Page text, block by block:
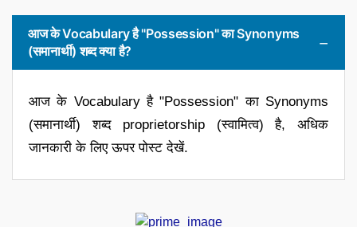
आज के Vocabulary है "Possession" का Synonyms
(समानार्थी) शब्द क्या है?
आज के Vocabulary है "Possession" का Synonyms
(समानार्थी) शब्द proprietorship (स्वामित्व) है, अधिक
जानकारी के लिए ऊपर पोस्ट देखें.